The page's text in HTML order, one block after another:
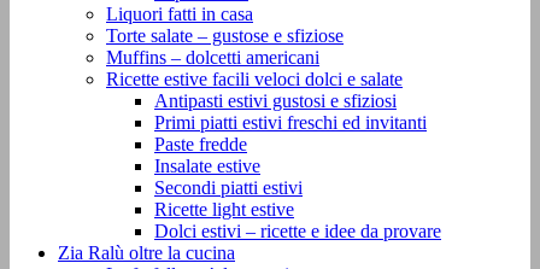
Liquori fatti in casa
Torte salate – gustose e sfiziose
Muffins – dolcetti americani
Ricette estive facili veloci dolci e salate
Antipasti estivi gustosi e sfiziosi
Primi piatti estivi freschi ed invitanti
Paste fredde
Insalate estive
Secondi piatti estivi
Ricette light estive
Dolci estivi – ricette e idee da provare
Zia Ralù oltre la cucina